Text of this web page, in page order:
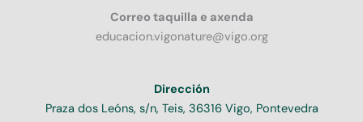
Correo taquilla e axenda
educacion.vigonature@vigo.org
Dirección
Praza dos Leóns, s/n, Teis, 36316 Vigo, Pontevedra